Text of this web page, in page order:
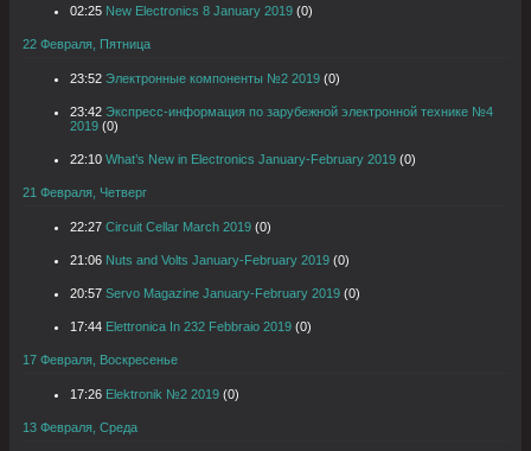
02:25 New Electronics 8 January 2019 (0)
22 Февраля, Пятница
23:52 Электронные компоненты №2 2019 (0)
23:42 Экспресс-информация по зарубежной электронной технике №4
2019 (0)
22:10 What’s New in Electronics January-February 2019 (0)
21 Февраля, Четверг
22:27 Circuit Cellar March 2019 (0)
21:06 Nuts and Volts January-February 2019 (0)
20:57 Servo Magazine January-February 2019 (0)
17:44 Elettronica In 232 Febbraio 2019 (0)
17 Февраля, Воскресенье
17:26 Elektronik №2 2019 (0)
13 Февраля, Среда